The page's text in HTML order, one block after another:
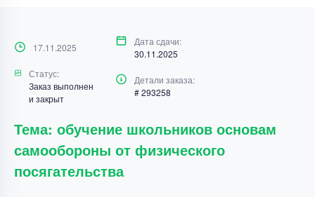
17.11.2025
Дата сдачи:
30.11.2025
Статус:
Заказ выполнен
и закрыт
Детали заказа:
# 293258
Тема: обучение школьников основам
самообороны от физического
посягательства